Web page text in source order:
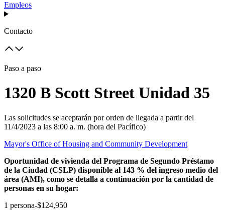
Empleos
Contacto
Paso a paso
1320 B Scott Street Unidad 35
Las solicitudes se aceptarán por orden de llegada a partir del
11/4/2023 a las 8:00 a. m. (hora del Pacífico)
Mayor's Office of Housing and Community Development
Oportunidad de vivienda del Programa de Segundo Préstamo
de la Ciudad (CSLP) disponible al 143 % del ingreso medio del
área (AMI), como se detalla a continuación por la cantidad de
personas en su hogar:
1 persona-$124,950